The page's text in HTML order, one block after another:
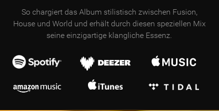
So chargiert das Album stilistisch zwischen Fusion,
House und World und erhält durch diesen speziellen Mix
seine einzigartige klangliche Essenz.